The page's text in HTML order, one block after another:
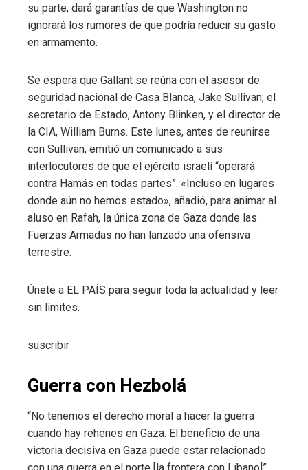
su parte, dará garantías de que Washington no
ignorará los rumores de que podría reducir su gasto
en armamento.
Se espera que Gallant se reúna con el asesor de
seguridad nacional de Casa Blanca, Jake Sullivan; el
secretario de Estado, Antony Blinken, y el director de
la CIA, William Burns. Este lunes, antes de reunirse
con Sullivan, emitió un comunicado a sus
interlocutores de que el ejército israelí “operará
contra Hamás en todas partes”. «Incluso en lugares
donde aún no hemos estado», añadió, para animar al
aluso en Rafah, la única zona de Gaza donde las
Fuerzas Armadas no han lanzado una ofensiva
terrestre.
Únete a EL PAÍS para seguir toda la actualidad y leer
sin límites.
suscribir
Guerra con Hezbolá
“No tenemos el derecho moral a hacer la guerra
cuando hay rehenes en Gaza. El beneficio de una
victoria decisiva en Gaza puede estar relacionado
con una guerra en el norte [la frontera con Líbano]”,